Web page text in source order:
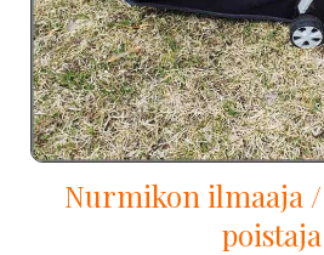
Nurmikon ilmaaja
poistaja